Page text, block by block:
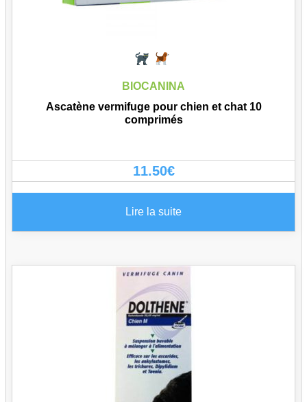
BIOCANINA
Ascatène vermifuge pour chien et chat 10
comprimés
11.50€
Lire la suite